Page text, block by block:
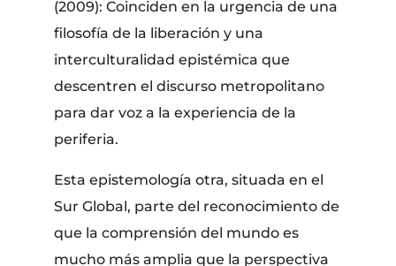
(2009): Coinciden en la urgencia de una
filosofía de la liberación y una
interculturalidad epistémica que
descentren el discurso metropolitano
para dar voz a la experiencia de la
periferia.
Esta epistemología otra, situada en el
Sur Global, parte del reconocimiento de
que la comprensión del mundo es
mucho más amplia que la perspectiva